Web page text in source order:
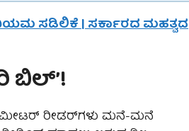
ನಿಯಮ ಸಡಿಲಿಕೆ | ಸರ್ಕಾರದ ಮಹತ್ವದ
ಬಿಲ್’!
ಮೀಟರ್ ರೀಡರ್‌ಗಳು ಮನೆ-ಮನೆ